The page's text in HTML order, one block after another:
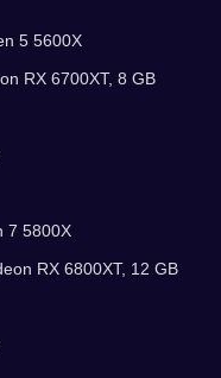
5 5600X
RX 6700XT, 8 GB
7 5800X
RX 6800XT, 12 GB